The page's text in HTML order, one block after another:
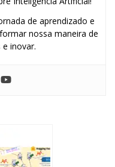
de aprendizado e
nossa maneira de
inovar.